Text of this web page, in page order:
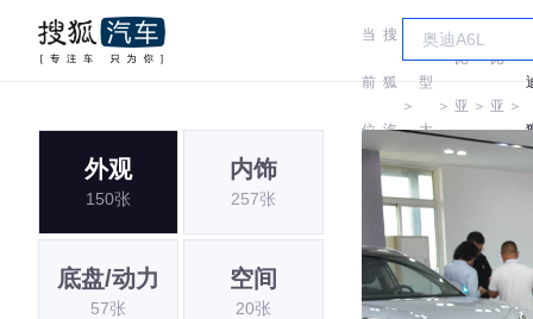
当
前
位
置:
搜
狐
汽
车
＞
车
型
大
全
＞
比
亚
迪
＞
比
亚 ＞
外观
150张
内饰
257张
底盘/动力
57张
空间
20张